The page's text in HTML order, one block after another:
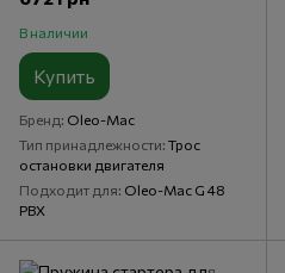
В наличии
Купить
Бренд Oleo-Mac
Тип принадлежности Трос
остановки двигателя
Подходит для Oleo-Mac G 48
PBX